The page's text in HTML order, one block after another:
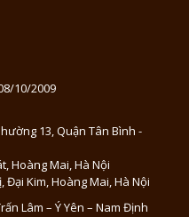
10/2009
13, Quận Tân Bình -
Hoàng Mai, Hà Nội
Đại Kim, Hoàng Mai, Hà Nội
Lâm – Ý Yên – Nam Định